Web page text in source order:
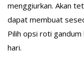
menggiurkan. Akan
dapat membuat
Pilih opsi roti
hari.